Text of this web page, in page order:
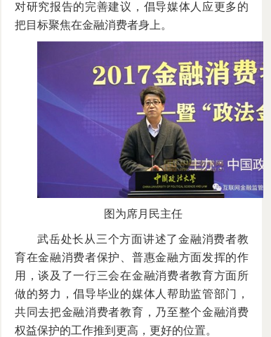
对研究报告的完善建议，倡导媒体人应更多的
把目标聚焦在金融消费者身上。
图为席月民主任
武岳处长从三个方面讲述了金融消费者教
育在金融消费者保护、普惠金融方面发挥的作
用，谈及了一行三会在金融消费者教育方面所
做的努力，倡导毕业的媒体人帮助监管部门，
共同去把金融消费者教育，乃至整个金融消费
权益保护的工作推到更高，更好的位置。